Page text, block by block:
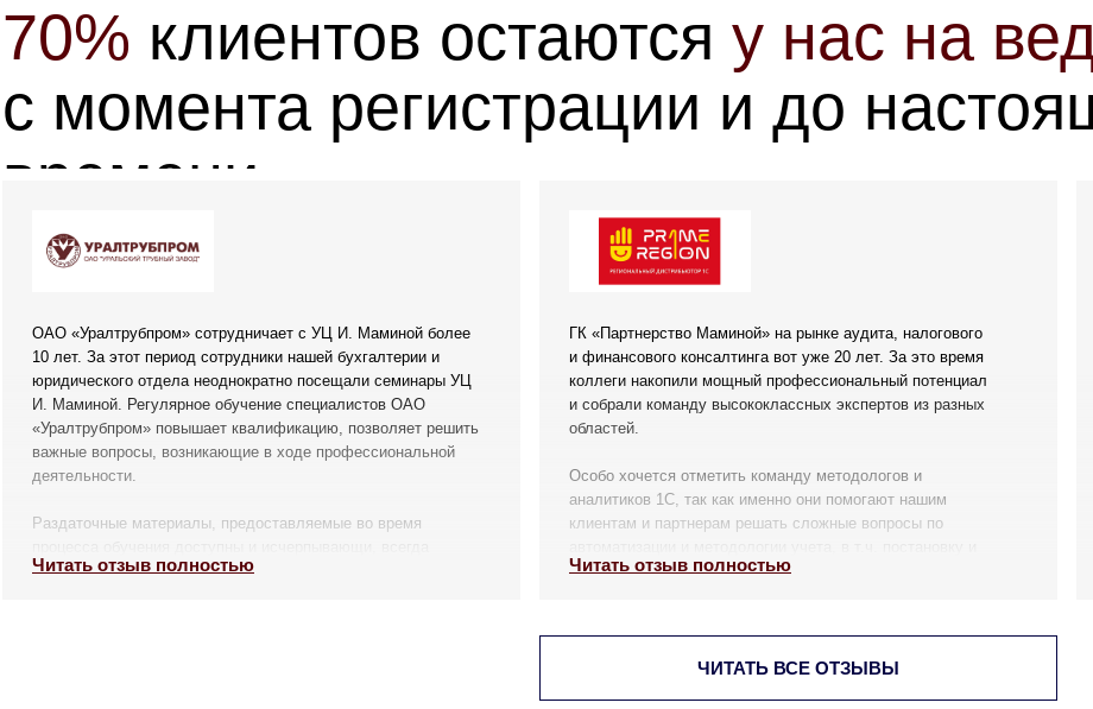
70% клиентов остаются у нас на
с момента регистрации и до
времени
ЧИТАТЬ ВСЕ ОТЗЫВЫ
ОАО «Уралтрубпром» сотрудничает с УЦ И. Маминой более
10 лет. За этот период сотрудники нашей бухгалтерии и
юридического отдела неоднократно посещали семинары УЦ
И. Маминой. Регулярное обучение специалистов ОАО
«Уралтрубпром» повышает квалификацию, позволяет решить
важные вопросы, возникающие в ходе профессиональной
деятельности.
Раздаточные материалы, предоставляемые во время
содержат актуальную информацию.
Читать отзыв полностью
ГК «Партнерство Маминой» на рынке аудита, налогового
и финансового консалтинга вот уже 20 лет. За это время
коллеги накопили мощный профессиональный потенциал
и собрали команду высококлассных экспертов из разных
областей.
Особо хочется отметить команду методологов и
аналитиков 1С, так как именно они помогают нашим
клиентам и партнерам решать сложные вопросы по
автоматизацию раздельного учета по гособоронзаказу.
Читать отзыв полностью